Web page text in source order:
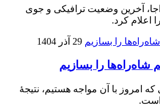
آخرین وضعیت ترافیکی و جوی
اعلام کرد.
29 آذر 1404
را بسازیم
امروز با آن مواجه هستیم، نتیجۀ
است.